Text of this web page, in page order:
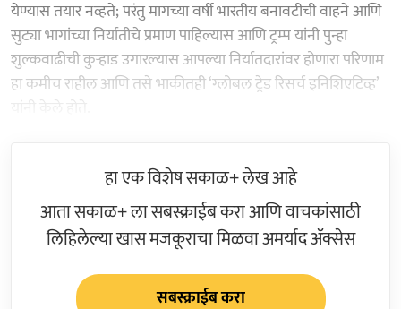
येण्यास तयार नव्हते; परंतु मागच्या वर्षी भारतीय बनावटीची वाहने आणि
सुट्या भागांच्या निर्यातीचे प्रमाण पाहिल्यास आणि ट्रम्प यांनी पुन्हा
शुल्कवाढीची कुऱ्हाड उगारल्यास आपल्या निर्यातदारांवर होणारा परिणाम
हा कमीच राहील आणि तसे भाकीतही ‘ग्लोबल ट्रेड रिसर्च इनिशिएटिव्ह’
यांनी केले होते.
हा एक विशेष सकाळ+ लेख आहे
आता सकाळ+ ला सबस्क्राईब करा आणि वाचकांसाठी
लिहिलेल्या खास मजकूराचा मिळवा अमर्याद ॲक्सेस
सबस्क्राईब करा